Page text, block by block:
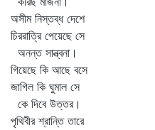
অসীম নিস্তব্ধ দেশে
চিররাত্রি পেয়েছে সে
অনন্ত সান্ত্বনা।
গিয়েছে কি আছে বসে
জাগিল কি ঘুমাল সে
কে দিবে উত্তর।
পৃথিবীর শ্রান্তি তারে